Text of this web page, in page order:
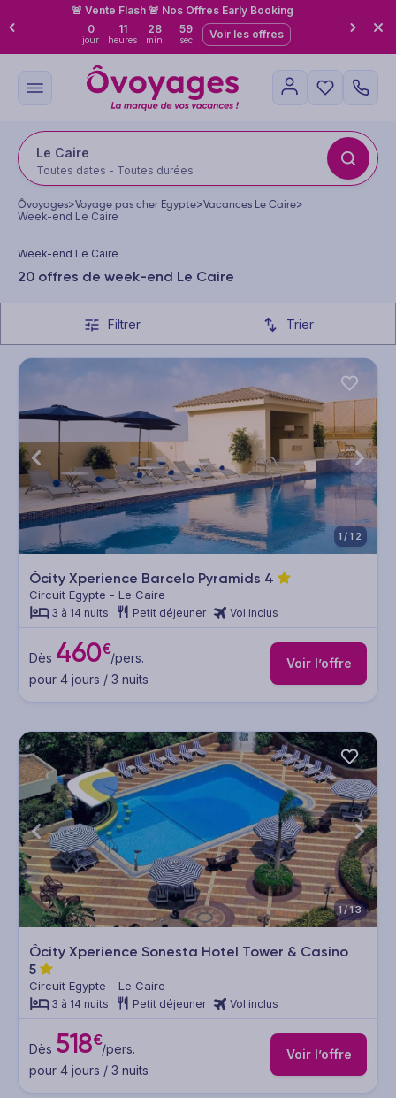
🚨 Vente Flash 🚨 Nos Offres Early Booking
0
jour
11
heures
28
min
57
sec Voir les offres
Le Caire
Toutes dates - Toutes durées
Ôvoyages>Voyage pas cher Egypte>Vacances Le Caire>
Week-end Le Caire
Week-end Le Caire
20 offres de week-end Le Caire
Filtrer Trier
1/12
Ôcity Xperience Barcelo Pyramids 4
Circuit Egypte - Le Caire
3 à 14 nuits Petit déjeuner Vol inclus
Dès 460€/pers.
pour 4 jours / 3 nuits
Voir l’offre
1/13
Ôcity Xperience Sonesta Hotel Tower & Casino
5
Circuit Egypte - Le Caire
3 à 14 nuits Petit déjeuner Vol inclus
Dès 518€/pers.
pour 4 jours / 3 nuits
Voir l’offre